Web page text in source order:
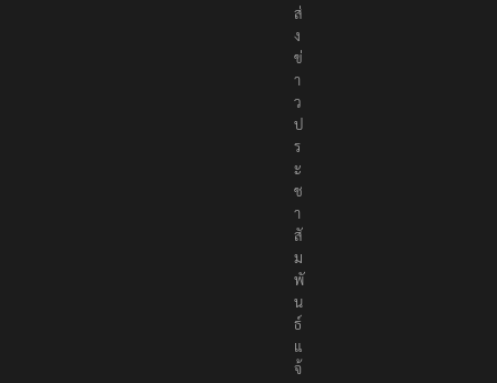
ส่
ง
ข่
า
ว
ป
ร
ะ
ช
า
สั
ม
พั
น
ธ์
แ
จ้